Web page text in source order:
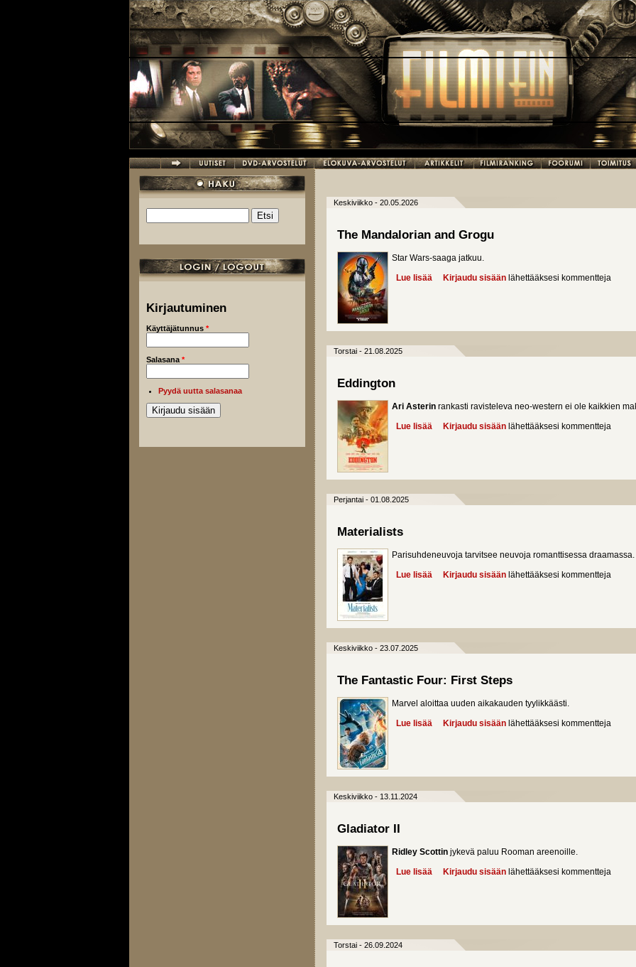
Hakulomake
Kirjautuminen
Käyttäjätunnus *
Salasana *
Pyydä uutta salasanaa
Keskiviikko - 20.05.2026
The Mandalorian and Grogu
Star Wars-saaga jatkuu.
Lue lisää about The Mandalorian and Grogu
Kirjaudu sisään lähettääksesi kommentteja
Torstai - 21.08.2025
Eddington
Ari Asterin rankasti ravisteleva neo-western ei ole kaikkien
Lue lisää about Eddington
Kirjaudu sisään lähettääksesi kommentteja
Perjantai - 01.08.2025
Materialists
Parisuhdeneuvoja tarvitsee neuvoja romanttisessa draamassa.
Lue lisää about Materialists
Kirjaudu sisään lähettääksesi kommentteja
Keskiviikko - 23.07.2025
The Fantastic Four: First Steps
Marvel aloittaa uuden aikakauden tyylikkäästi.
Lue lisää about The Fantastic Four: First Steps
Kirjaudu sisään lähettääksesi kommentteja
Keskiviikko - 13.11.2024
Gladiator II
Ridley Scottin jykevä paluu Rooman areenoille.
Lue lisää about Gladiator II
Kirjaudu sisään lähettääksesi kommentteja
Torstai - 26.09.2024